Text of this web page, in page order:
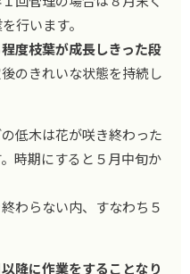
行います。
度枝葉が成長しきった段
後のきれいな状態を持続し
低木は花が咲き終わった
時期にすると５月中旬か
わらない内、すなわち５
以降に作業をすることなり